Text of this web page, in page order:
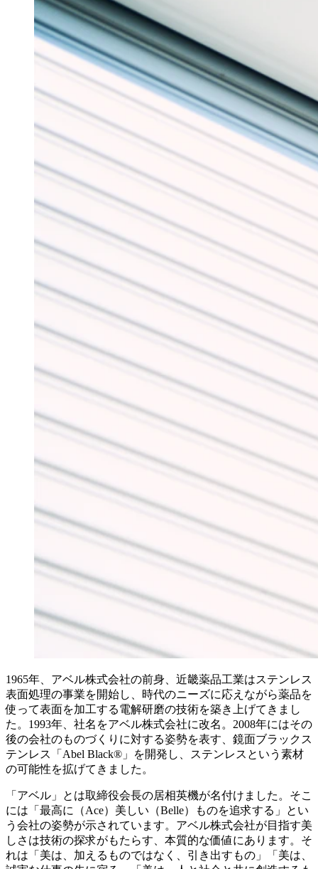
1965年、アベル株式会社の前身、近畿薬品工業はステンレス
表面処理の事業を開始し、時代のニーズに応えながら薬品を
使って表面を加工する電解研磨の技術を築き上げてきまし
た。1993年、社名をアベル株式会社に改名。2008年にはその
後の会社のものづくりに対する姿勢を表す、鏡面ブラックス
テンレス「Abel Black®」を開発し、ステンレスという素材
の可能性を拡げてきました。
「アベル」とは取締役会長の居相英機が名付けました。そこ
には「最高に（Ace）美しい（Belle）ものを追求する」とい
う会社の姿勢が示されています。アベル株式会社が目指す美
しさは技術の探求がもたらす、本質的な価値にあります。そ
れは「美は、加えるものではなく、引き出すもの」「美は、